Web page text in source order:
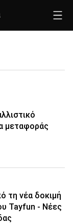
μεταφοράς
τη νέα δοκιμή
Tayfun - Νέες